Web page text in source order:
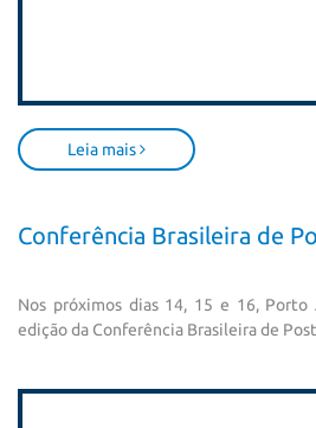
Leia mais
Conferência Brasileira de
Nos próximos dias 14, 15 e 16, Porto
edição da Conferência Brasileira de